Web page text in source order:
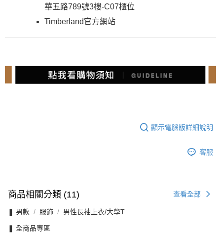
華五路789號3樓-C07櫃位
Timberland官方網站
顯示電腦版詳細說明
客服
商品相關分類 (11) 查看全部
❚ 男款 服飾 男性長袖上衣/大學T
❚ 全商品專區